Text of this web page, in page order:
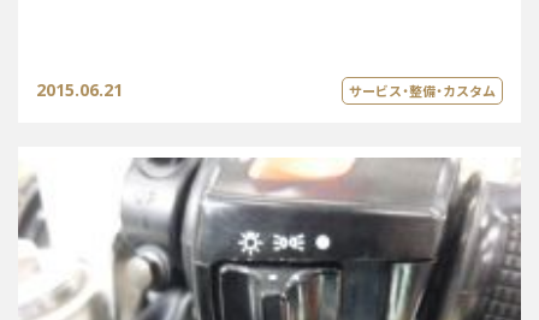
2015.06.21 サービス・整備・カスタム